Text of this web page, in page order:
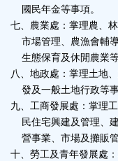
國民年金等事項。
七、農業處：掌理農、
市場管理、農漁會輔
生態保育及休閒農業等
八、地政處：掌理土地
發及一般土地行政等事
九、工商發展處：掌理
民住宅興建及管理、
營事業、市場及攤販管
十、勞工及青年發展處